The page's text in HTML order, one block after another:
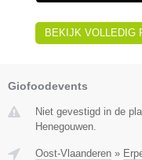
BEKIJK VOLLEDIG
Giofoodevents
Niet gevestigd in de
Henegouwen.
Oost-Vlaanderen »